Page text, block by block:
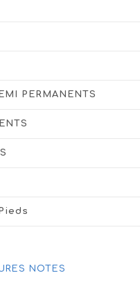
PERMANENTS
NOTES